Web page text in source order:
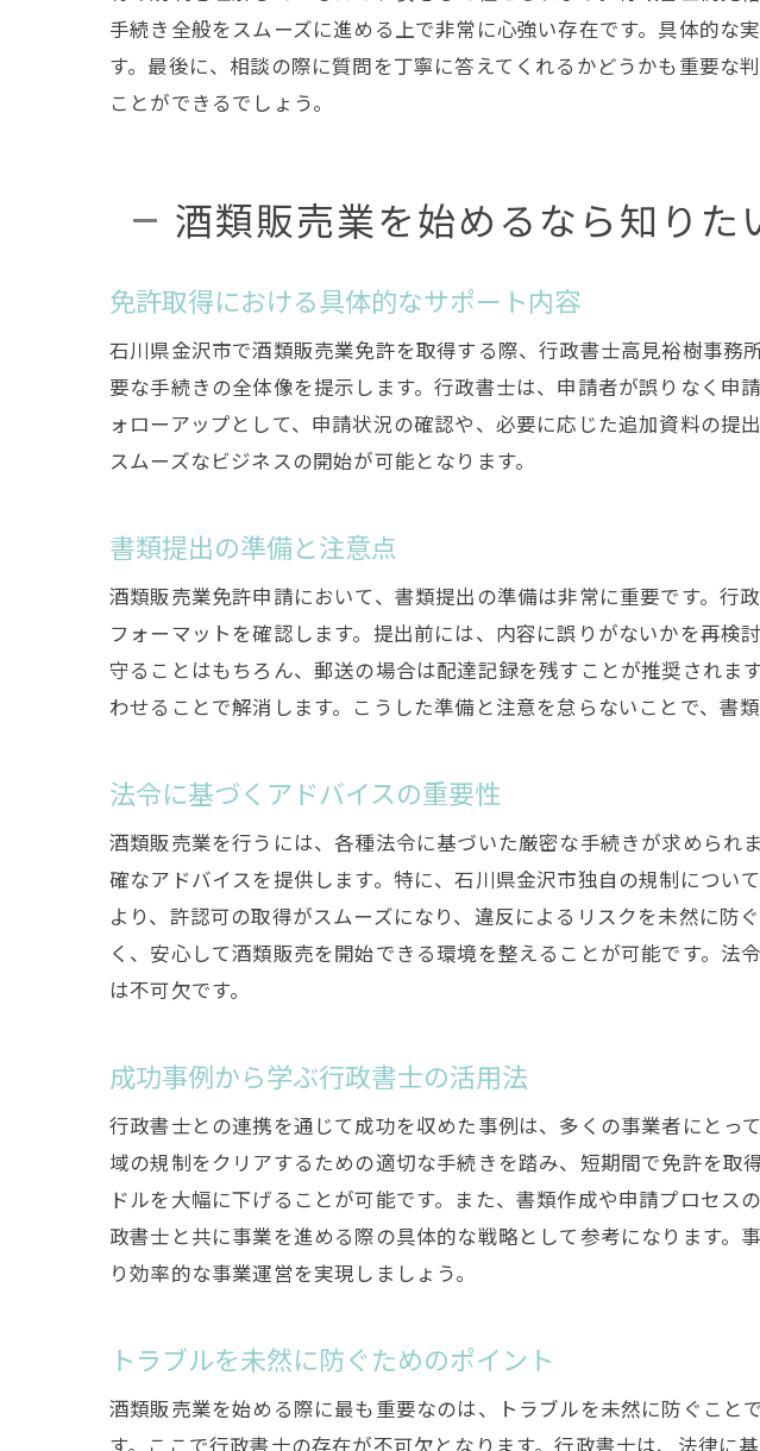
地域特有の規制に対す
行政書士との連携でビ
申請プロセスの全体像を
必要書類の準備と提出
地元特有の規制への対
手続きの進行をスムー
手続き全般をスムーズに進める上で非常に心強い存在です。具体的
す。最後に、相談の際に質問を丁寧に答えてくれるかどうかも重要な
ことができるでしょう。
酒類販売業を始めるなら知りた
免許取得における具体的なサポート内容
石川県金沢市で酒類販売業免許を取得する際、行政書士高見裕樹事
要な手続きの全体像を提示します。行政書士は、申請者が誤りなく
ォローアップとして、申請状況の確認や、必要に応じた追加資料の提
スムーズなビジネスの開始が可能となります。
書類提出の準備と注意点
酒類販売業免許申請において、書類提出の準備は非常に重要です。
フォーマットを確認します。提出前には、内容に誤りがないかを再
守ることはもちろん、郵送の場合は配達記録を残すことが推奨され
わせることで解消します。こうした準備と注意を怠らないことで、書
法令に基づくアドバイスの重要性
酒類販売業を行うには、各種法令に基づいた厳密な手続きが求めら
確なアドバイスを提供します。特に、石川県金沢市独自の規制につい
より、許認可の取得がスムーズになり、違反によるリスクを未然に
く、安心して酒類販売を開始できる環境を整えることが可能です。
は不可欠です。
成功事例から学ぶ行政書士の活用法
行政書士との連携を通じて成功を収めた事例は、多くの事業者にと
域の規制をクリアするための適切な手続きを踏み、短期間で免許を
ドルを大幅に下げることが可能です。また、書類作成や申請プロセ
政書士と共に事業を進める際の具体的な戦略として参考になります
り効率的な事業運営を実現しましょう。
トラブルを未然に防ぐためのポイント
酒類販売業を始める際に最も重要なのは、トラブルを未然に防ぐこ
す。ここで行政書士の存在が不可欠となります。行政書士は、法律